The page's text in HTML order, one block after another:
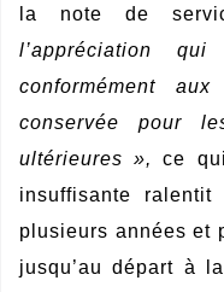
la note de
l’appréciation
conformément
conservée pour
ultérieures »,ce
insuffisante
plusieurs années et
jusqu’au départ à